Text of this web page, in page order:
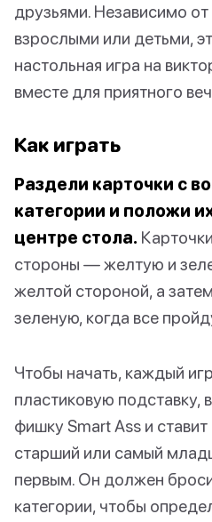
друзьями. Независимо
взрослыми или детьми,
настольная игра на
вместе для приятного
Как играть
Раздели карточки с
категории и положи
центре стола.
стороны — желтую и
желтой стороной, а
зеленую, когда все
Чтобы начать, каждый
пластиковую подставку,
фишку Smart Ass и
старший или самый
первым. Он должен
категории, чтобы